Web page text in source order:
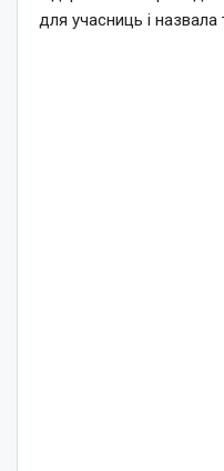
для учасниць і назвала